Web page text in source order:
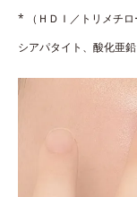
* （ＨＤＩ／トリメチ
シアパタイト、酸化亜鉛